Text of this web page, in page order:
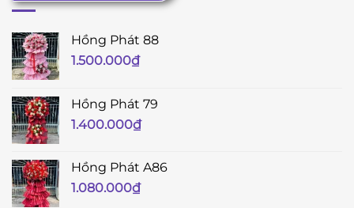
Hồng Phát 88
1.500.000₫
Hồng Phát 79
1.400.000₫
Hồng Phát A86
1.080.000₫